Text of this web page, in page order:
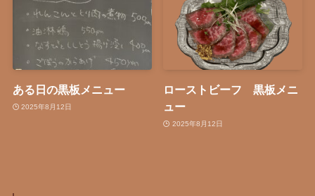
ある日の黒板メニュー
2025年8月12日
ローストビーフ 黒板メニ
ュー
2025年8月12日